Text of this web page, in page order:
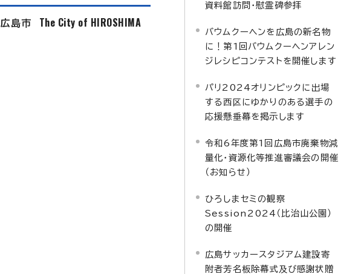
広島市 The City of HIROSHIMA
資料館訪問・慰霊碑参拝
バウムクーヘンを広島の新名物
に！第1回バウムクーヘンアレン
ジレシピコンテストを開催します
パリ2024オリンピックに出場
する西区にゆかりのある選手の
応援懸垂幕を掲示します
令和6年度第1回広島市廃棄物減
量化・資源化等推進審議会の開催
（お知らせ）
ひろしまセミの観察
Session2024（比治山公園）
の開催
広島サッカースタジアム建設寄
附者芳名板除幕式及び感謝状贈